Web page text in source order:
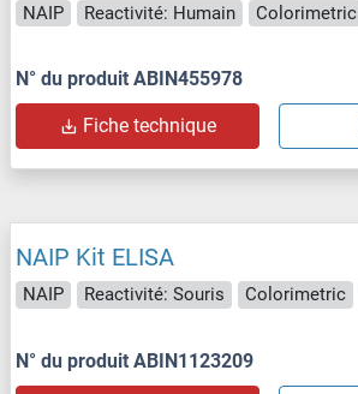
NAIP Reactivité: Humain Colorimetric
N° du produit ABIN455978
Fiche technique
NAIP Kit ELISA
NAIP Reactivité: Souris Colorimetric
N° du produit ABIN1123209